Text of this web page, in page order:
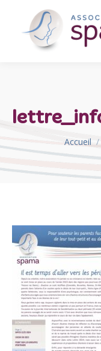
Vous
Accueil